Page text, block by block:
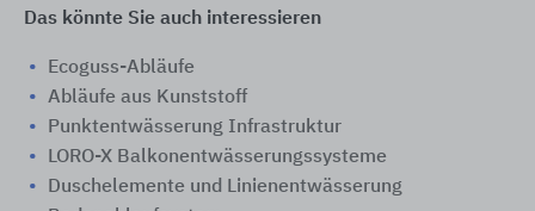
Das könnte Sie auch interessieren
Ecoguss-Abläufe
Abläufe aus Kunststoff
Punktentwässerung Infrastruktur
LORO-X Balkonentwässerungssysteme
Duschelemente und Linienentwässerung